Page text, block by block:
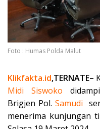
Foto : Humas Polda Malut
Klikfakta.id,TERNATE–
Midi Siswoko
Brigjen Pol. Samudi
menerima kunjungan